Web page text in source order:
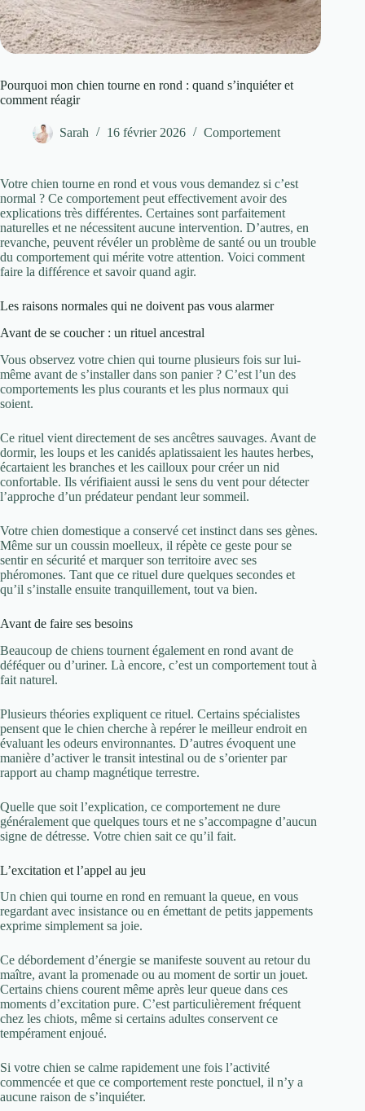
Pourquoi mon chien tourne en rond : quand s’inquiéter et
comment réagir
Sarah 16 février 2026 Comportement
Votre chien tourne en rond et vous vous demandez si c’est
normal ? Ce comportement peut effectivement avoir des
explications très différentes. Certaines sont parfaitement
naturelles et ne nécessitent aucune intervention. D’autres, en
revanche, peuvent révéler un problème de santé ou un trouble
du comportement qui mérite votre attention. Voici comment
faire la différence et savoir quand agir.
Les raisons normales qui ne doivent pas vous alarmer
Avant de se coucher : un rituel ancestral
Vous observez votre chien qui tourne plusieurs fois sur lui-
même avant de s’installer dans son panier ? C’est l’un des
comportements les plus courants et les plus normaux qui
soient.
Ce rituel vient directement de ses ancêtres sauvages. Avant de
dormir, les loups et les canidés aplatissaient les hautes herbes,
écartaient les branches et les cailloux pour créer un nid
confortable. Ils vérifiaient aussi le sens du vent pour détecter
l’approche d’un prédateur pendant leur sommeil.
Votre chien domestique a conservé cet instinct dans ses gènes.
Même sur un coussin moelleux, il répète ce geste pour se
sentir en sécurité et marquer son territoire avec ses
phéromones. Tant que ce rituel dure quelques secondes et
qu’il s’installe ensuite tranquillement, tout va bien.
Avant de faire ses besoins
Beaucoup de chiens tournent également en rond avant de
déféquer ou d’uriner. Là encore, c’est un comportement tout à
fait naturel.
Plusieurs théories expliquent ce rituel. Certains spécialistes
pensent que le chien cherche à repérer le meilleur endroit en
évaluant les odeurs environnantes. D’autres évoquent une
manière d’activer le transit intestinal ou de s’orienter par
rapport au champ magnétique terrestre.
Quelle que soit l’explication, ce comportement ne dure
généralement que quelques tours et ne s’accompagne d’aucun
signe de détresse. Votre chien sait ce qu’il fait.
L’excitation et l’appel au jeu
Un chien qui tourne en rond en remuant la queue, en vous
regardant avec insistance ou en émettant de petits jappements
exprime simplement sa joie.
Ce débordement d’énergie se manifeste souvent au retour du
maître, avant la promenade ou au moment de sortir un jouet.
Certains chiens courent même après leur queue dans ces
moments d’excitation pure. C’est particulièrement fréquent
chez les chiots, même si certains adultes conservent ce
tempérament enjoué.
Si votre chien se calme rapidement une fois l’activité
commencée et que ce comportement reste ponctuel, il n’y a
aucune raison de s’inquiéter.